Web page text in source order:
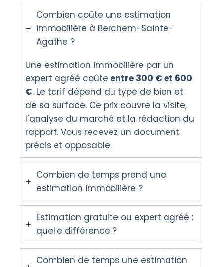
Combien coûte une estimation
immobilière à Berchem-Sainte-
Agathe ?
Une estimation immobilière par un
expert agréé coûte entre 300 € et 600
€. Le tarif dépend du type de bien et
de sa surface. Ce prix couvre la visite,
l’analyse du marché et la rédaction du
rapport. Vous recevez un document
précis et opposable.
Combien de temps prend une
estimation immobilière ?
Estimation gratuite ou expert agréé :
quelle différence ?
Combien de temps une estimation